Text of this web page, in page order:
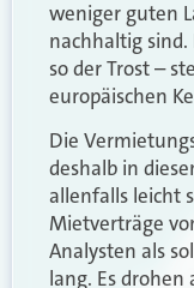
weniger guten
nachhaltig
so der Trost –
europäischen
Die
deshalb in
allenfalls leicht
Mietverträge
Analysten als
lang. Es drohen